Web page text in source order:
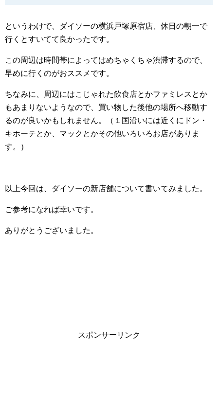
というわけで、ダイソーの横浜戸塚原宿店、休日の朝一で
行くとすいてて良かったです。
この周辺は時間帯によってはめちゃくちゃ渋滞するので、
早めに行くのがおススメです。
ちなみに、周辺にはこじゃれた飲食店とかファミレスとか
もあまりないようなので、買い物した後他の場所へ移動す
るのが良いかもしれません。（１国沿いには近くにドン・
キホーテとか、マックとかその他いろいろお店がありま
す。）
以上今回は、ダイソーの新店舗について書いてみました。
ご参考になれば幸いです。
ありがとうございました。
スポンサーリンク